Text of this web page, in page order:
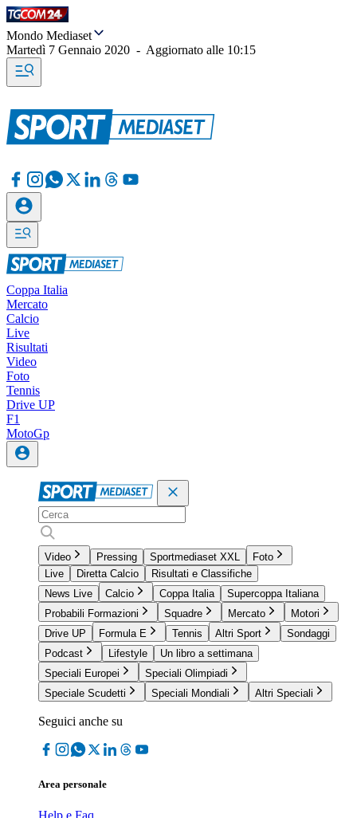
Mondo Mediaset
Martedì 7 Gennaio 2020 - Aggiornato alle 10:15
Coppa Italia
Mercato
Calcio
Live
Risultati
Video
Foto
Tennis
Drive UP
F1
MotoGp
Video Pressing Sportmediaset XXL
Foto
Live
Diretta Calcio
Risultati e Classifiche
News Live
Calcio Coppa Italia
Supercoppa Italiana
Probabili Formazioni
Squadre Mercato
Motori
Drive UP
Formula E Tennis Altri Sport
Sondaggi
Podcast
Lifestyle
Un libro a settimana
Speciali Europei
Speciali Olimpiadi
Speciale Scudetti
Speciali Mondiali Altri Speciali
Seguici anche su
Area personale